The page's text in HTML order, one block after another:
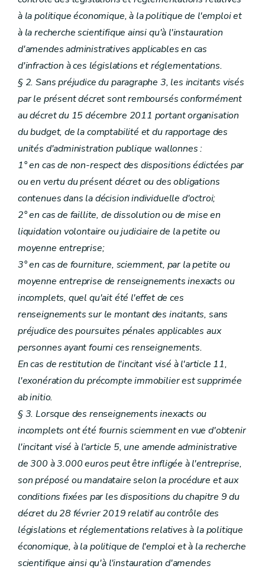
à la politique économique, à la politique de l'emploi et
à la recherche scientifique ainsi qu'à l'instauration
d'amendes administratives applicables en cas
d'infraction à ces législations et réglementations.
§ 2. Sans préjudice du paragraphe 3, les incitants visés
par le présent décret sont remboursés conformément
au décret du 15 décembre 2011 portant organisation
du budget, de la comptabilité et du rapportage des
unités d'administration publique wallonnes :
1° en cas de non-respect des dispositions édictées par
ou en vertu du présent décret ou des obligations
contenues dans la décision individuelle d'octroi;
2° en cas de faillite, de dissolution ou de mise en
liquidation volontaire ou judiciaire de la petite ou
moyenne entreprise;
3° en cas de fourniture, sciemment, par la petite ou
moyenne entreprise de renseignements inexacts ou
incomplets, quel qu'ait été l'effet de ces
renseignements sur le montant des incitants, sans
préjudice des poursuites pénales applicables aux
personnes ayant fourni ces renseignements.
En cas de restitution de l'incitant visé à l'article 11,
l'exonération du précompte immobilier est supprimée
ab initio.
§ 3. Lorsque des renseignements inexacts ou
incomplets ont été fournis sciemment en vue d'obtenir
l'incitant visé à l'article 5, une amende administrative
de 300 à 3.000 euros peut être infligée à l'entreprise,
son préposé ou mandataire selon la procédure et aux
conditions fixées par les dispositions du chapitre 9 du
décret du 28 février 2019 relatif au contrôle des
législations et réglementations relatives à la politique
économique, à la politique de l'emploi et à la recherche
scientifique ainsi qu'à l'instauration d'amendes